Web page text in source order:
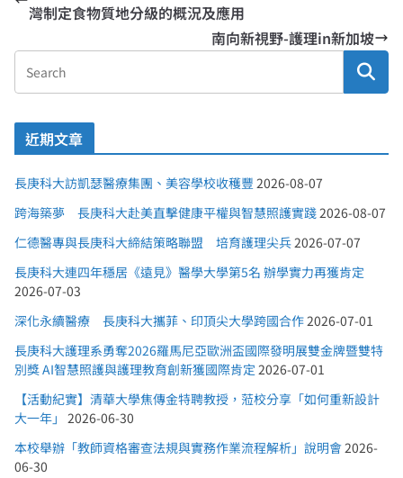
灣制定食物質地分級的概況及應用
南向新視野-護理in新加坡
近期文章
長庚科大訪凱瑟醫療集團、美容學校收穫豐 2026-08-07
跨海築夢 長庚科大赴美直擊健康平權與智慧照護實踐 2026-08-07
仁德醫專與長庚科大締結策略聯盟 培育護理尖兵 2026-07-07
長庚科大連四年穩居《遠見》醫學大學第5名 辦學實力再獲肯定
2026-07-03
深化永續醫療 長庚科大攜菲、印頂尖大學跨國合作 2026-07-01
長庚科大護理系勇奪2026羅馬尼亞歐洲盃國際發明展雙金牌暨雙特
別獎 AI智慧照護與護理教育創新獲國際肯定 2026-07-01
【活動紀實】清華大學焦傳金特聘教授，蒞校分享「如何重新設計
大一年」
2026-06-30
本校舉辦「教師資格審查法規與實務作業流程解析」說明會 2026-
06-30